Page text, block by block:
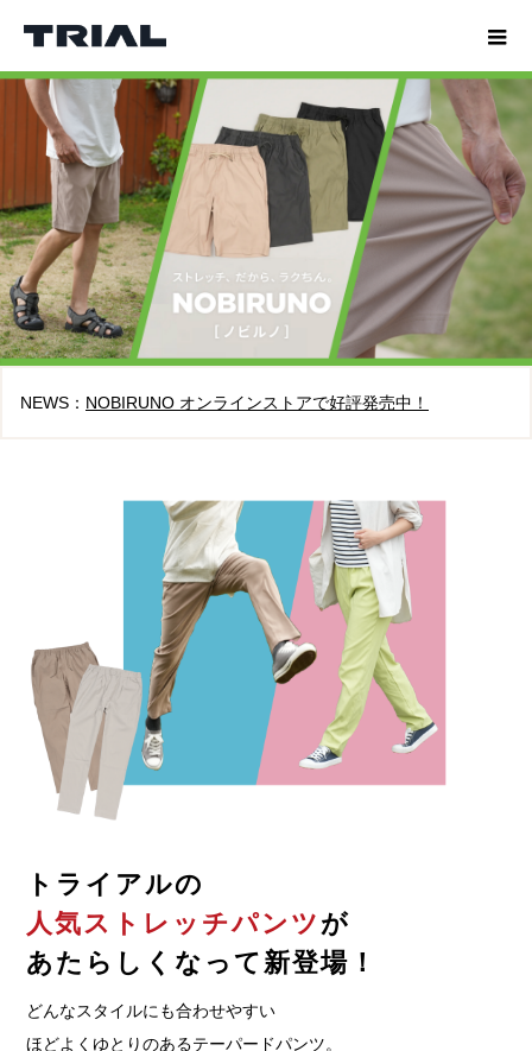
NEWS： NOBIRUNO オンラインストアで好評発売中！
トライアルの
人気ストレッチパンツ が
あたらしくなって新登場！
どんなスタイルにも合わせやすい
ほどよくゆとりのあるテーパードパンツ。